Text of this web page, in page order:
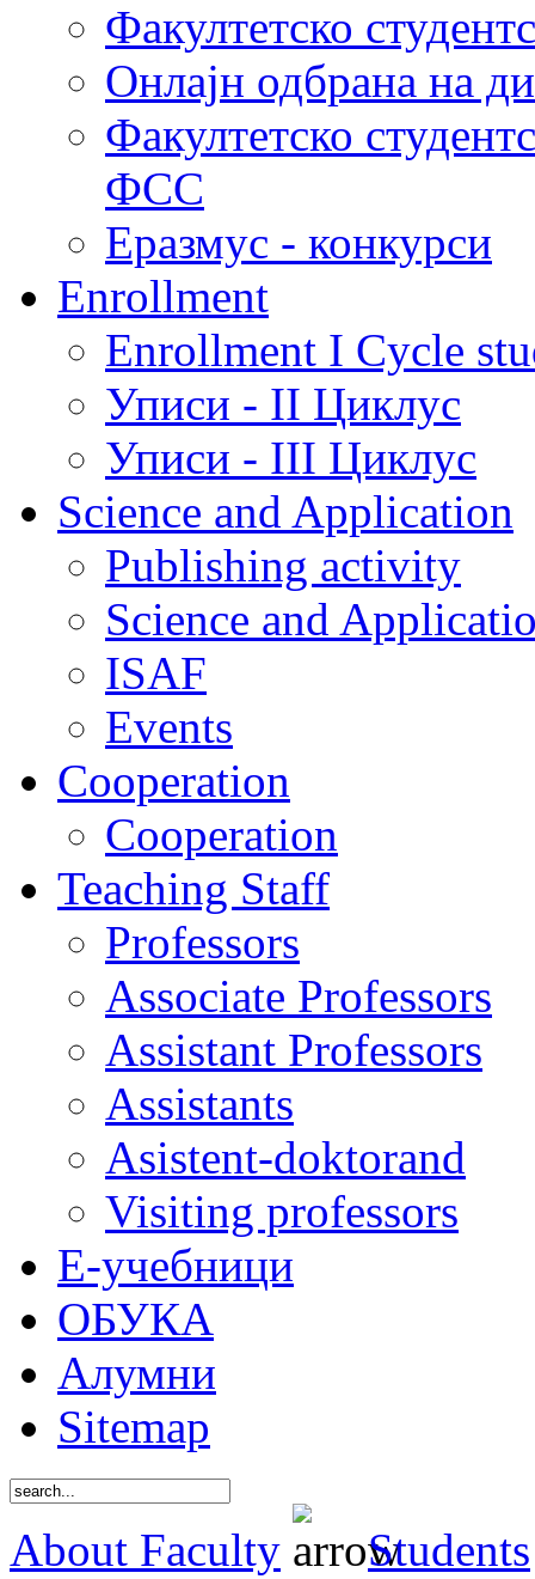
Факултетско
Онлајн одбрана на
Факултетско
ФСС
Еразмус - конкурси
Enrollment
Enrollment I Cycle
Уписи - II Циклус
Уписи - III Циклус
Science and Application
Publishing activity
Science and
ISAF
Events
Cooperation
Cooperation
Teaching Staff
Professors
Associate Professors
Assistant Professors
Assistants
Asistent-doktorand
Visiting professors
Е-учебници
ОБУКА
Алумни
Sitemap
About Faculty
Students